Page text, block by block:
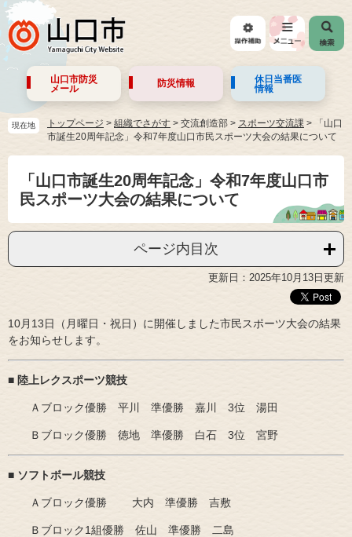
山口市防災
メール
防災情報
休日当番医
情報
現在地 トップページ > 組織でさがす > 交流創造部 > スポーツ交流課 >
「山口
市誕生20周年記念」令和7年度山口市民スポーツ大会の結果について
「山口市誕生20周年記念」令和7年度山口市
民スポーツ大会の結果について
ページ内目次
更新日：2025年10月13日更新
10月13日（月曜日・祝日）に開催しました市民スポーツ大会の結果
をお知らせします。
■ 陸上レクスポーツ競技
Ａブロック優勝 平川 準優勝 嘉川 3位 湯田
Ｂブロック優勝 徳地 準優勝 白石 3位 宮野
■ ソフトボール競技
Ａブロック優勝 大内 準優勝 吉敷
Ｂブロック1組優勝 佐山 準優勝 二島